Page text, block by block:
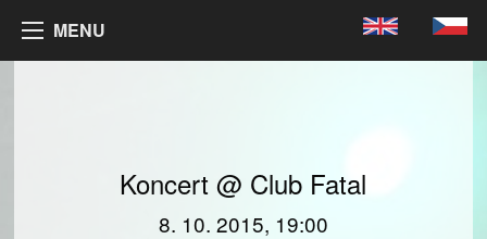
MENU
Koncert @ Club Fatal
8. 10. 2015, 19:00